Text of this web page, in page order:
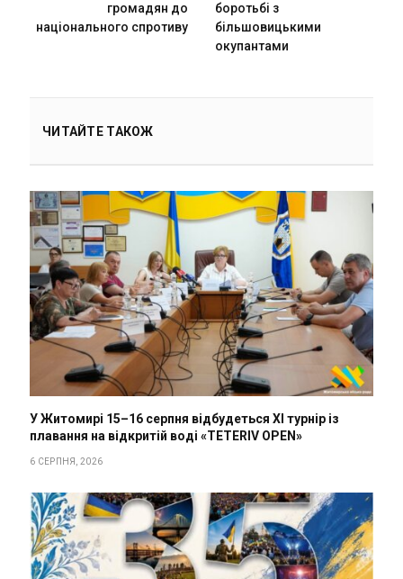
громадян до
національного спротиву
боротьбі з
більшовицькими
окупантами
ЧИТАЙТЕ ТАКОЖ
У Житомирі 15–16 серпня відбудеться XI турнір із
плавання на відкритій воді «TETERIV OPEN»
6 СЕРПНЯ, 2026